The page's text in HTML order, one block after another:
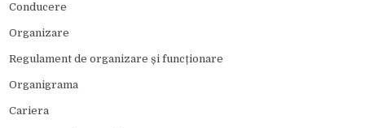
Conducere
Organizare
Regulament de organizare și funcționare
Organigrama
Cariera